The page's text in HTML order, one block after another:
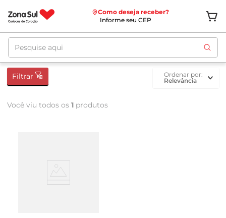
Como deseja receber?
Informe seu CEP
Pesquise aqui
Filtrar
ordenar por
Relevância
Você viu todos os 1 produtos